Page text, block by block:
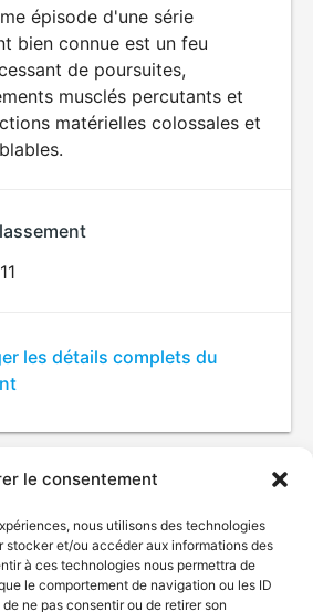
le consentement
nous utilisons des technologies
stocker et/ou accéder aux informations des
à ces technologies nous permettra de
le comportement de navigation ou les ID
ne pas consentir ou de retirer son
DÉCONSEILLÉ
AUX JEUNES
ENFANTS
épisode d'une série
bien connue est un feu
de poursuites,
musclés percutants et
matérielles colossales et
les détails complets du